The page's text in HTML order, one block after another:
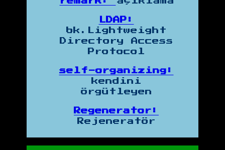
LDAP:
bk.Lightweight
Directory Access
Protocol
self-organizing:
kendini
örgütleyen
Regenerator:
Rejeneratör